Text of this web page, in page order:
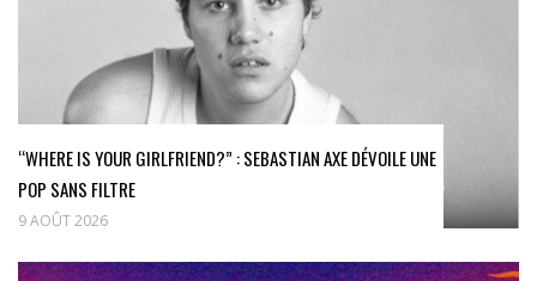
“WHERE IS YOUR GIRLFRIEND?” : SEBASTIAN AXE DÉVOILE UNE
POP SANS FILTRE
9 AOÛT 2026